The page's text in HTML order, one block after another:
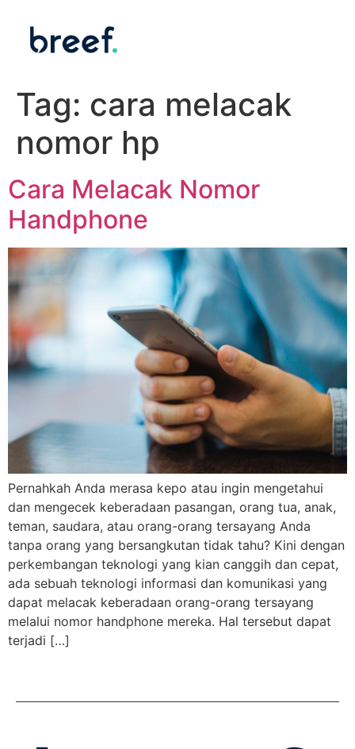
Tag: cara melacak
nomor hp
Cara Melacak Nomor
Handphone
Pernahkah Anda merasa kepo atau ingin mengetahui
dan mengecek keberadaan pasangan, orang tua, anak,
teman, saudara, atau orang-orang tersayang Anda
tanpa orang yang bersangkutan tidak tahu? Kini dengan
perkembangan teknologi yang kian canggih dan cepat,
ada sebuah teknologi informasi dan komunikasi yang
dapat melacak keberadaan orang-orang tersayang
melalui nomor handphone mereka. Hal tersebut dapat
terjadi […]